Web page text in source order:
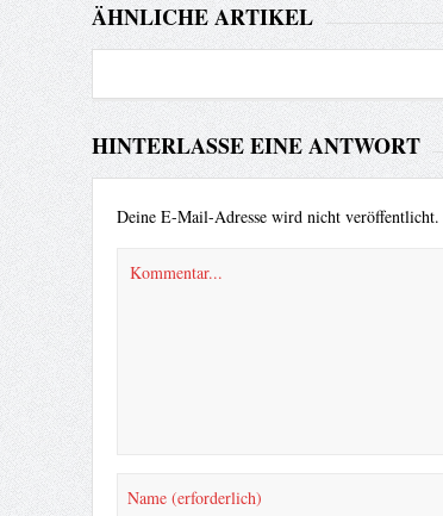
ÄHNLICHE ARTIKEL
HINTERLASSE EINE ANTWORT
Deine E-Mail-Adresse wird nicht veröffentlicht.